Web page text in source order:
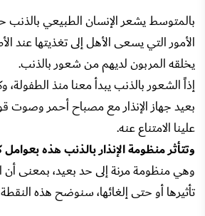
الأمور التي يسعى الأهل إلى تغذيتها عند
يخلقه المربون لديهم من شعور بالذنب.
إذاً الشعور بالذنب يبدأ معنا منذ
بعيد جهاز الإنذار مع مصباح أحمر وصوت
علينا الامتناع عنه.
وتتأثر منظومة الإنذار بالذنب هذه بعوامل
وهي منظومة مرنة إلى حد بعيد، بمعنى أن
تأثيرها أو حتى إلغائها، سنوضح هذه